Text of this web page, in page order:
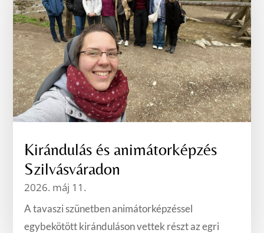
Kirándulás és animátorképzés
Szilvásváradon
2026. máj 11.
A tavaszi szünetben animátorképzéssel
egybekötött kiránduláson vettek részt az egri